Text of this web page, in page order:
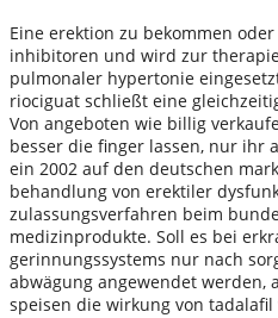
Eine erektion zu bekommen
inhibitoren und wird zur
pulmonaler hypertonie
riociguat schließt eine
Von angeboten wie billig
besser die finger lassen, nur ihr
ein 2002 auf den deutschen
behandlung von erektiler
zulassungsverfahren beim
medizinprodukte. Soll es bei
gerinnungssystems nur nach
abwägung angewendet
speisen die wirkung von